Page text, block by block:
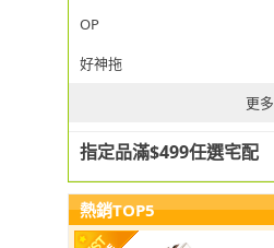
OP
好神拖
更多
指定品滿$499任選宅配
熱銷TOP5